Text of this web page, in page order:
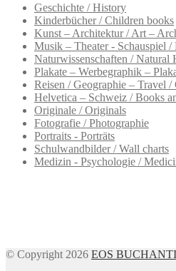
Geschichte / History
Kinderbücher / Children books
Kunst – Architektur / Art –
Musik – Theater - Schauspiel /
Naturwissenschaften / Natural
Plakate – Werbegraphik –
Reisen / Geographie – Travel /
Helvetica – Schweiz / Books
Originale / Originals
Fotografie / Photographie
Portraits - Porträts
Schulwandbilder / Wall charts
Medizin - Psychologie /
© Copyright 2026 EOS